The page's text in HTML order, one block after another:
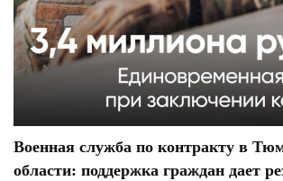
Военная служба по контракту в
области: поддержка граждан дает